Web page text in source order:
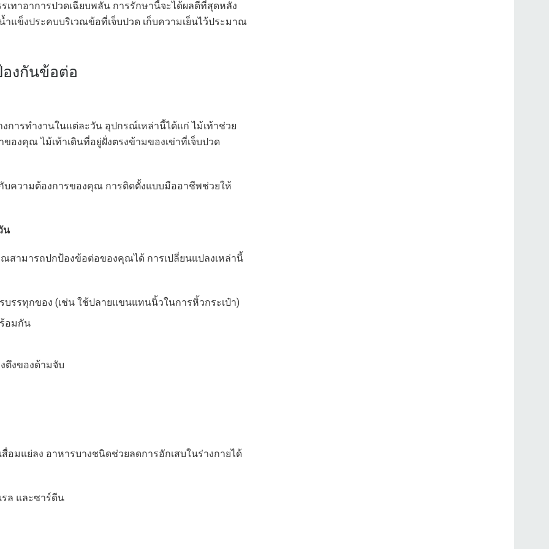
เทาอาการปวดเฉียบพลัน การรักษานี้จะได้ผลดีที่สุดหลัง
แข็งประคบบริเวณข้อที่เจ็บปวด เก็บความเย็นไว้ประมาณ
งกันข้อต่อ
ารทำงานในแต่ละวัน อุปกรณ์เหล่านี้ได้แก่ ไม้เท้าช่วย
องคุณ ไม้เท้าเดินที่อยู่ฝั่งตรงข้ามของเข่าที่เจ็บปวด
ความต้องการของคุณ การติดตั้งแบบมืออาชีพช่วยให้
น
สามารถปกป้องข้อต่อของคุณได้ การเปลี่ยนแปลงเหล่านี้
รรทุกของ (เช่น ใช้ปลายแขนแทนนิ้วในการหิ้วกระเป๋า)
อมกัน
ตึงของด้ามจับ
อมแย่ลง อาหารบางชนิดช่วยลดการอักเสบในร่างกายได้
ล และซาร์ดีน